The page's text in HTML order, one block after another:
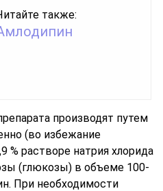
также:
производят путем
(во избежание
% растворе натрия хлорида
(глюкозы) в объеме 100-
При необходимости